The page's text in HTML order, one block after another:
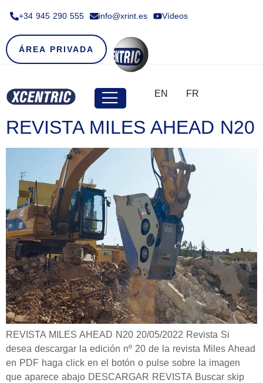
+34 945 290 555​ info@xrint.es Vídeos
ÁREA PRIVADA
EN FR
REVISTA MILES AHEAD N20
REVISTA MILES AHEAD N20 20/05/2022 Revista Si
desea descargar la edición nº 20 de la revista Miles Ahead
en PDF haga click en el botón o pulse sobre la imagen
que aparece abajo​ DESCARGAR REVISTA Buscar skip